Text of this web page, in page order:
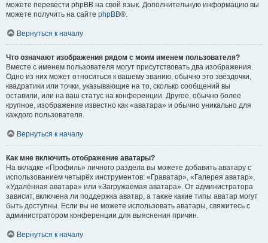
можете перевести phpBB на свой язык. Дополнительную информацию вы
можете получить на сайте phpBB®.
Вернуться к началу
Что означают изображения рядом с моим именем пользователя?
Вместе с именем пользователя могут присутствовать два изображения.
Одно из них может относиться к вашему званию, обычно это звёздочки,
квадратики или точки, указывающие на то, сколько сообщений вы
оставили, или на ваш статус на конференции. Другое, обычно более
крупное, изображение известно как «аватара» и обычно уникально для
каждого пользователя.
Вернуться к началу
Как мне включить отображение аватары?
На вкладке «Профиль» личного раздела вы можете добавить аватару с
использованием четырёх инструментов: «Граватар», «Галерея аватар»,
«Удалённая аватара» или «Загружаемая аватара». От администратора
зависит, включена ли поддержка аватар, а также какие типы аватар могут
быть доступны. Если вы не можете использовать аватары, свяжитесь с
администратором конференции для выяснения причин.
Вернуться к началу